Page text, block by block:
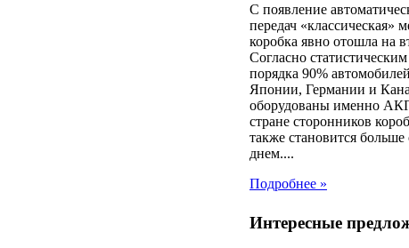
С появление
передач «классическая»
коробка явно отошла на
Согласно
порядка 90%
Японии, Германии и
оборудованы именно
стране сторонников
также становится
днем....
Подробнее »
Интересные